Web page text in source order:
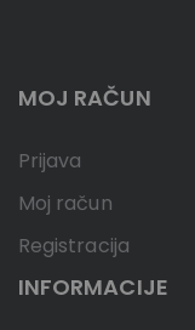
MOJ RAČUN
Prijava
Moj račun
Registracija
INFORMACIJE